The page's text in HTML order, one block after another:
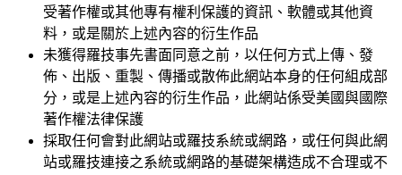
受著作權或其他專有權利保護的資訊、軟體或其他資
料，或是關於上述內容的衍生作品
未獲得羅技事先書面同意之前，以任何方式上傳、發
佈、出版、重製、傳播或散佈此網站本身的任何組成部
分，或是上述內容的衍生作品，此網站係受美國與國際
著作權法律保護
採取任何會對此網站或羅技系統或網路，或任何與此網
站或羅技連接之系統或網路的基礎架構造成不合理或不